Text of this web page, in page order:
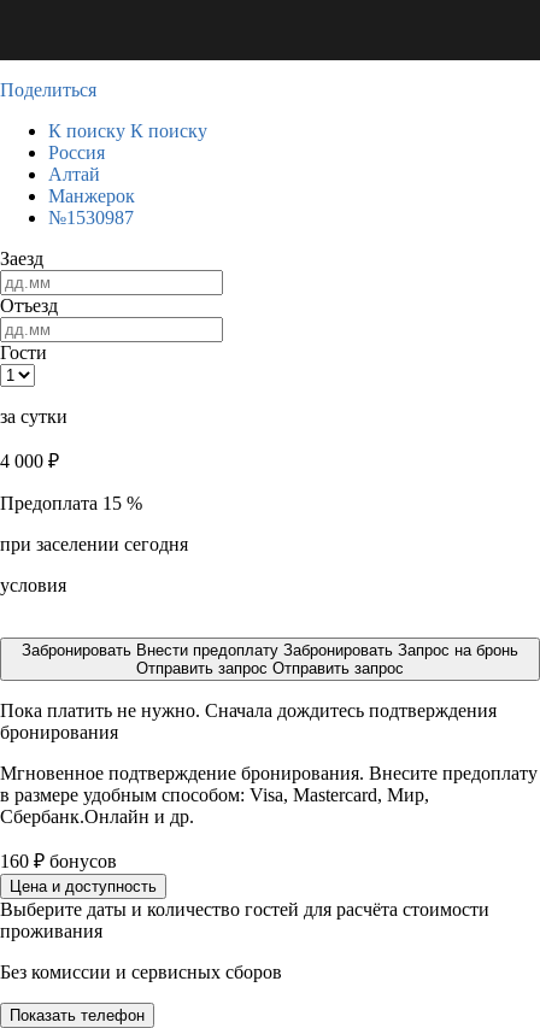
Поделиться
К поиску К поиску
Россия
Алтай
Манжерок
№1530987
Заезд
Отъезд
Гости
за сутки
4 000 ₽
Предоплата 15 %
при заселении сегодня
условия
Забронировать Внести предоплату Забронировать Запрос на бронь
Отправить запрос Отправить запрос
Пока платить не нужно. Сначала дождитесь подтверждения
бронирования
Мгновенное подтверждение бронирования. Внесите предоплату
в размере удобным способом: Visa, Mastercard, Мир,
Сбербанк.Онлайн и др.
160 ₽ бонусов
Цена и доступность
Выберите даты и количество гостей для расчёта стоимости
проживания
Без комиссии и сервисных сборов
Показать телефон